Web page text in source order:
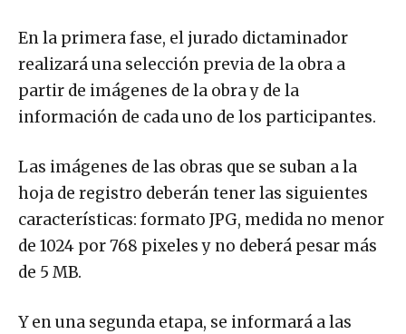
En la primera fase, el jurado dictaminador
realizará una selección previa de la obra a
partir de imágenes de la obra y de la
información de cada uno de los participantes.
Las imágenes de las obras que se suban a la
hoja de registro deberán tener las siguientes
características: formato JPG, medida no menor
de 1024 por 768 pixeles y no deberá pesar más
de 5 MB.
Y en una segunda etapa, se informará a las